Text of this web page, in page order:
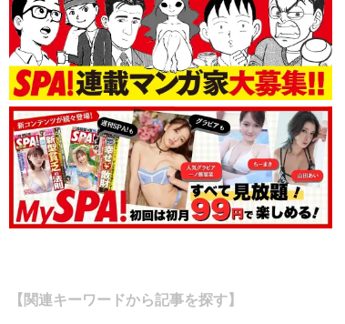
【関連キーワードから記事を探す】